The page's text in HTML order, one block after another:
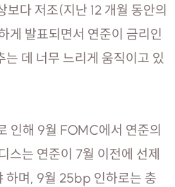
다 저조(지난 12 개월 동안의
게 발표되면서 연준이 금리인
데 너무 느리게 움직이고 있
인해 9월 FOMC에서 연준의
스는 연준이 7월 이전에 선제
하며, 9월 25bp 인하로는 충